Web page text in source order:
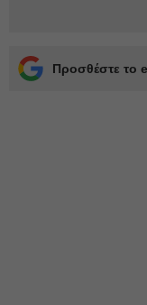
Προσθέστε το